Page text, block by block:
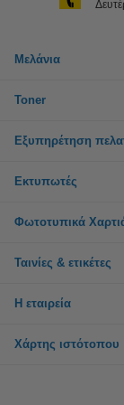
Μελάνια
Toner
Εξυπηρέτηση
Εκτυπωτές
Φωτοτυπικά
Ταινίες & ετικέτες
Η εταιρεία
Χάρτης ιστότοπου